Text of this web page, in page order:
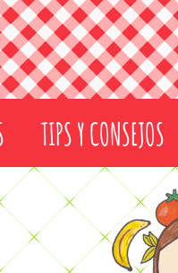
TIPS Y CONSEJOS